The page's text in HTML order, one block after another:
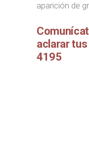
aparición de
aclarar
4195